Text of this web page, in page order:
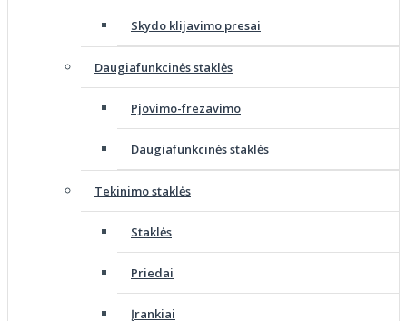
Skydo klijavimo presai
Daugiafunkcinės staklės
Pjovimo-frezavimo
Daugiafunkcinės staklės
Tekinimo staklės
Staklės
Priedai
Įrankiai